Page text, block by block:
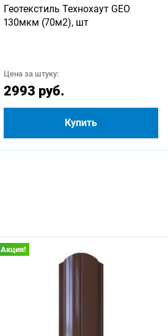
750 1250
4500 4750
Геотекстиль Технохаут GEO
130мкм (70м2), шт
Цена за штуку:
2993 руб.
Купить
Акция!